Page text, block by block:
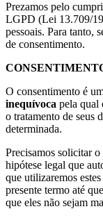
Prezamos pelo
LGPD (Lei 13.709/
pessoais. Para tanto,
de consentimento.
O consentimento é
inequívoca pela qual
o tratamento de seus
determinada.
Precisamos solicitar o
hipótese legal que
que utilizaremos
presente termo até
que eles não sejam